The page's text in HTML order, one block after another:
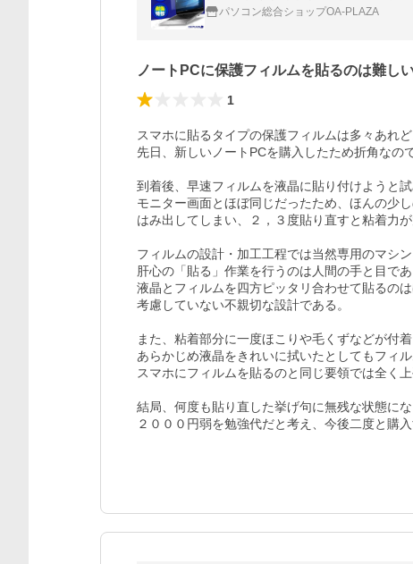
パソコン総合ショップOA-PLAZA
ノートPCに保護フィルムを貼るのは難し
1
スマホに貼るタイプの保護フィルムは多々あれ
先日、新しいノートPCを購入したため折角なの
到着後、早速フィルムを液晶に貼り付けようと
モニター画面とほぼ同じだったため、ほんの少
はみ出してしまい、２，３度貼り直すと粘着力
フィルムの設計・加工工程では当然専用のマシ
肝心の「貼る」作業を行うのは人間の手と目で
液晶とフィルムを四方ピッタリ合わせて貼るの
考慮していない不親切な設計である。
また、粘着部分に一度ほこりや毛くずなどが付
あらかじめ液晶をきれいに拭いたとしてもフィ
スマホにフィルムを貼るのと同じ要領では全く上
結局、何度も貼り直した挙げ句に無残な状態に
２０００円弱を勉強代だと考え、今後二度と購